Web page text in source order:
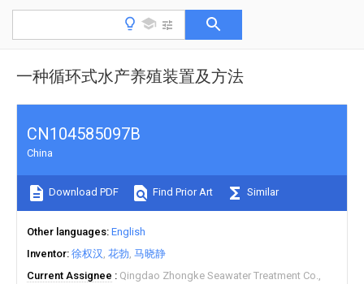
一种循环式水产养殖装置及方法
CN104585097B
China
Download PDF Find Prior Art Similar
Other languages English
Inventor 徐权汉 花勃 马晓静
Current Assignee
Qingdao Zhongke Seawater Treatment Co.,